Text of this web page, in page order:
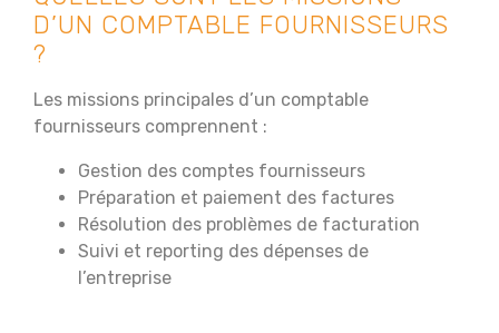
D’UN COMPTABLE FOURNISSEURS
?
Les missions principales d’un comptable
fournisseurs comprennent :
Gestion des comptes fournisseurs
Préparation et paiement des factures
Résolution des problèmes de facturation
Suivi et reporting des dépenses de
l’entreprise